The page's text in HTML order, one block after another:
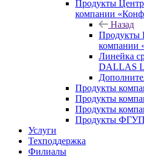
Продукты
компании
Назад
Продукты
компании
Линейка
DALLAS
Продукты
Продукты
Продукты
Продукты
Услуги
Техподдержка
Филиалы